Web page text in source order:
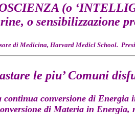
(o
o sensibilizzazione
di Medicina, Harvard Medicl School.
le piu’ Comuni
continua conversione di Energia
di Materia in Energia,